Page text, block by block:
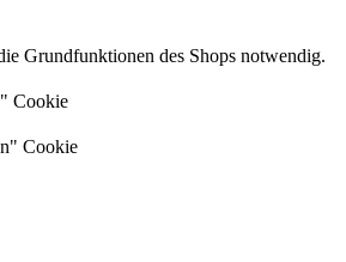
Grundfunktionen des Shops notwendig.
Cookie
Cookie